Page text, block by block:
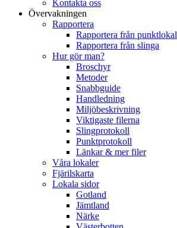
Kontakta oss
Övervakningen
Rapportera
Rapportera från punktlokal
Rapportera från slinga
Hur gör man?
Broschyr
Metoder
Snabbguide
Handledning
Miljöbeskrivning
Viktigaste filerna
Slingprotokoll
Punktprotokoll
Länkar & mer filer
Våra lokaler
Fjärilskarta
Lokala sidor
Gotland
Jämtland
Närke